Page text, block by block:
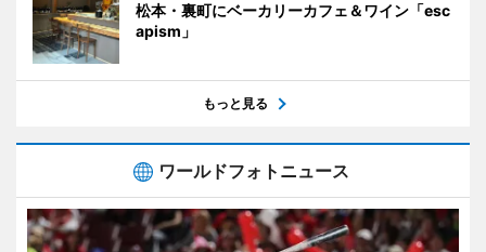
松本・裏町にベーカリーカフェ＆ワイン「esc
apism」
もっと見る
ワールドフォトニュース